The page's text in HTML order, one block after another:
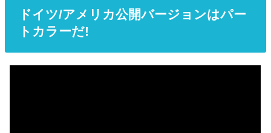
ドイツ/アメリカ公開バージョンはパー
トカラーだ!